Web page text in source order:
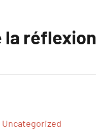
la réflexion
Uncategorized